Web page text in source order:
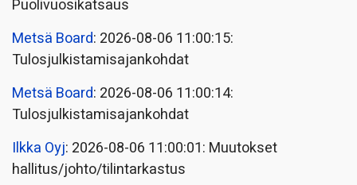
Puolivuosikatsaus
Metsä Board: 2026-08-06 11:00:15:
Tulosjulkistamisajankohdat
Metsä Board: 2026-08-06 11:00:14:
Tulosjulkistamisajankohdat
Ilkka Oyj: 2026-08-06 11:00:01: Muutokset
hallitus/johto/tilintarkastus